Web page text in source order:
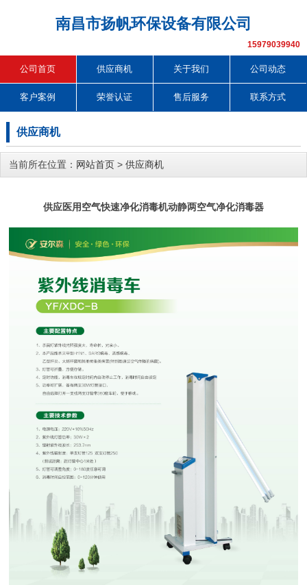
南昌市扬帆环保设备有限公司
15979039940
公司首页 供应商机 关于我们 公司动态
客户案例 荣誉认证 售后服务 联系方式
供应商机
当前所在位置： 网站首页 > 供应商机
供应医用空气快速净化消毒机动静两空气净化消毒器